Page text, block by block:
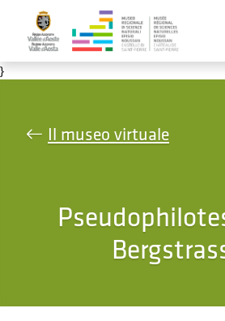
Salta al contenuto principale
}
Il museo virtuale